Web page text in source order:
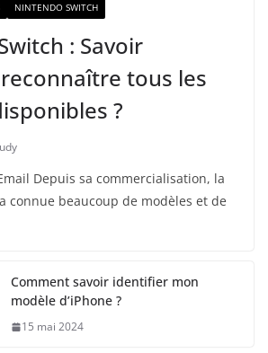
NINTENDO SWITCH
: Savoir
tous les
?
Depuis sa commercialisation, la
connue beaucoup de modèles et de
Comment savoir identifier mon
modèle d’iPhone ?
15 mai 2024